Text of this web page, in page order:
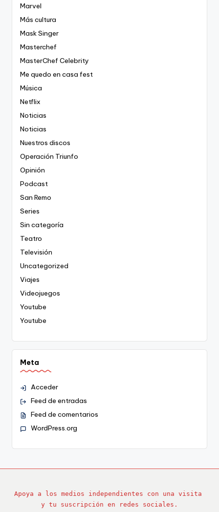
Marvel
Más cultura
Mask Singer
Masterchef
MasterChef Celebrity
Me quedo en casa fest
Música
Netflix
Noticias
Noticias
Nuestros discos
Operación Triunfo
Opinión
Podcast
San Remo
Series
Sin categoría
Teatro
Televisión
Uncategorized
Viajes
Videojuegos
Youtube
Youtube
Meta
Acceder
Feed de entradas
Feed de comentarios
WordPress.org
Apoya a los medios independientes con una visita
y tu suscripción en redes sociales.